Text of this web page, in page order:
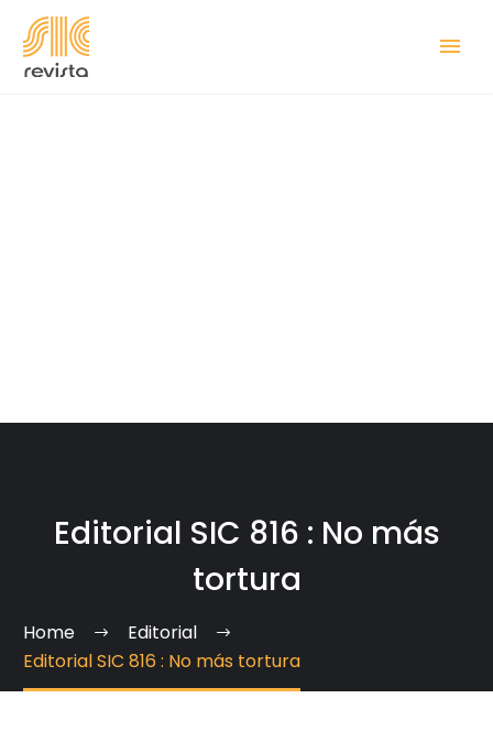
Editorial SIC 816 : No más
tortura
Home
Editorial
Editorial SIC 816 : No más tortura